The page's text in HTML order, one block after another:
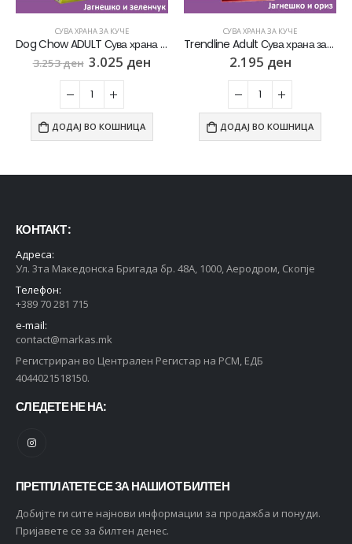
СУВА ХРАНА ЗА КУЧЕ
Dog Chow ADULT Сува храна за Возрасни кучиња со Јагнешко [Вреќа 14кг]
3.253ден 3.025 ден
ДОДАЈ ВО КОШНИЦА
СУВА ХРАНА ЗА КУЧЕ
Trendline Adult Сува храна за Возрасни кучиња со Јагнешко и ориз [Вреќа 15кг]
2.195 ден
ДОДАЈ ВО КОШНИЦА
КОНТАКТ :
Адреса:
Ул. 3та Македонска Бригада бр. 48А, 1000, Аеродром, Скопје
Телефон:
+389 70 281 715
e-mail:
contact@markas.mk
Регистриран во Централен Регистар на РСМ, ЕДБ
4044021518150.
СЛЕДЕТЕ НЕ НА:
ПРЕТПЛАТЕТЕ СЕ ЗА НАШИОТ БИЛТЕН
Добијте ги сите најнови информации за продажба и понуди.
Пријавете се за билтен денес.